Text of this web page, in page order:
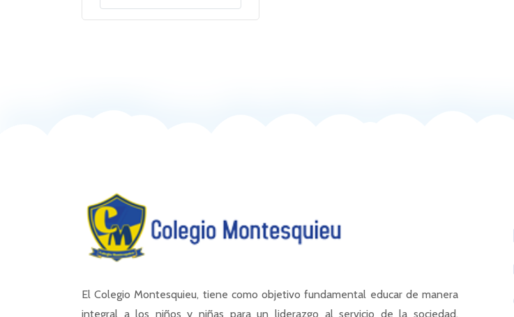
El Colegio Montesquieu, tiene como objetivo fundamental educar de manera
integral a los niños y niñas para un liderazgo al servicio de la sociedad,